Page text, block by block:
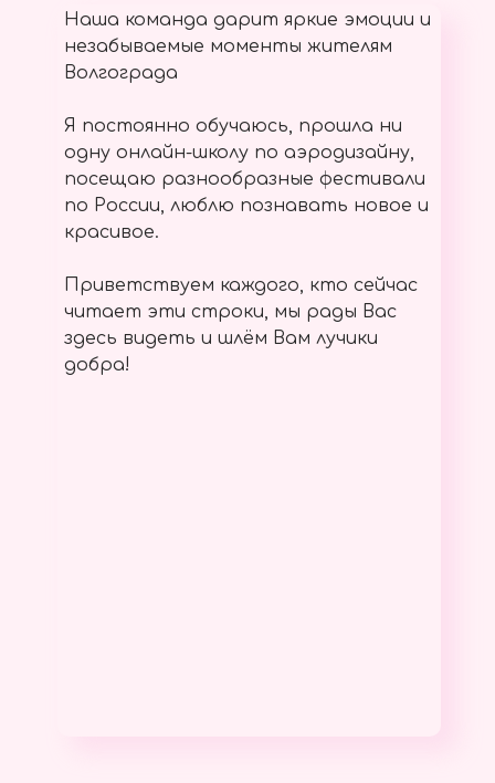
Наша команда дарит яркие эмоции и
незабываемые моменты жителям
Волгограда
Я постоянно обучаюсь, прошла ни
одну онлайн-школу по аэродизайну,
посещаю разнообразные фестивали
по России, люблю познавать новое и
красивое.
Приветствуем каждого, кто сейчас
читает эти строки, мы рады Вас
здесь видеть и шлём Вам лучики
добра!